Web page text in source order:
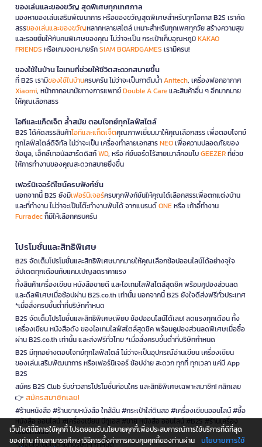
ของเล่นและของขวัญ สุดพิเศษทุกเทศกาล
มองหาของเล่นเสริมพัฒนาการ หรือของขวัญสุดพิเศษสำหรับทุกโอกาส B2S เราคัด
สรรของเล่นและของขวัญหลากหลายสไตล์ เหมาะสำหรับทุกเพศทุกวัย สร้างความสุข
และรอยยิ้มให้กับคนพิเศษของคุณ ไม่ว่าจะเป็น กระเป๋าเก็บอุณหภูมิKAKAO
FRIENDS หรือเกมจดหมายรักSIAM BOARDGAMES เรามีครบ!
ของใช้ในบ้าน ไอเทมที่ช่วยให้ชีวิตสะดวกสบายขึ้น
ที่ B2S เรามีของใช้ในบ้านครบครัน ไม่ว่าจะเป็นกาต้มน้ำAnitech, เครื่องฟอกอากาศ
Xiaomi, หน้ากากอนามัยทางการแพทย์Double A Careและสินค้าอื่น ๆ อีกมากมาย
ให้คุณเลือกสรร
ไอทีและแก็ดเจ็ต ล้ำสมัย ตอบโจทย์ทุกไลฟ์สไตล์
B2S ได้คัดสรรสินค้าไอทีและแก็ดเจ็ตคุณภาพเยี่ยมมาให้คุณเลือกสรร เพื่อตอบโจทย์
ทุกไลฟ์สไตล์ดิจิทัล ไม่ว่าจะเป็น เครื่องทำลายเอกสารNEOเพื่อความปลอดภัยของ
ข้อมูล, เอ็กซ์เทอนัลฮาร์ดดิสก์WD, หรือ คีย์บอร์ดไร้สายเมาส์คอมโบGEEZERที่ช่วย
ให้การทำงานของคุณสะดวกสบายยิ่งขึ้น
เฟอร์นิเจอร์ดีไซน์ครบฟังก์ชั่น
นอกจากนี้ B2S ยังมีเฟอร์นิเจอร์ครบทุกฟังก์ชันให้คุณได้เลือกสรรเพื่อตกแต่งบ้าน
และที่ทำงาน ไม่ว่าจะเป็นโต๊ะทำงานพับได้ จากแบรนด์ONEหรือ เก้าอี้ทำงาน
Furradecก็มีให้เลือกครบครัน
โปรโมชั่นและสิทธิพิเศษ
B2S จัดเต็มโปรโมชั่นและสิทธิพิเศษมากมายให้คุณเลือกช้อปออนไลน์ได้อย่างจุใจ
อัปเดตทุกเดือนกับแคมเปญลดราคาแรง
ทั้งสินค้าเครื่องเขียน หนังสือขายดี และไอเทมไลฟ์สไตล์สุดชิค พร้อมคูปองส่วนลด
และดีลพิเศษเมื่อช้อปผ่าน B2S.co.th เท่านั้น นอกจากนี้ B2S ยังใจดีส่งฟรีทั่วประเทศ
*เมื่อสั่งครบขั้นต่ำที่บริษัทกำหนด
B2S จัดเต็มโปรโมชั่นและสิทธิพิเศษเพียบ ช้อปออนไลน์ได้เลย! ลดแรงทุกเดือน ทั้ง
เครื่องเขียน หนังสือดัง ของไอเทมไลฟ์สไตล์สุดชิค พร้อมคูปองส่วนลดพิเศษเมื่อซื้อ
ผ่าน B2S.co.th เท่านั้น และส่งฟรีทั่วไทย *เมื่อสั่งครบขั้นต่ำที่บริษัทกำหนด
B2S มีทุกอย่างตอบโจทย์ทุกไลฟ์สไตล์ ไม่ว่าจะเป็นอุปกรณ์อ่านเขียน เครื่องเขียน
ของเล่นเสริมพัฒนาการ หรือเฟอร์นิเจอร์ ช้อปง่าย สะดวก ทุกที่ ทุกเวลา แค่มี App
B2S
สมัคร B2S Club รับข่าวสารโปรโมชั่นก่อนใคร และสิทธิพิเศษเฉพาะสมาชิก! คลิกเลย
👉 สมัครสมาชิกเลย!
#ร้านหนังสือ #ร้านขายหนังสือ ใกล้ฉัน #กระเป๋าใส่ดินสอ #เครื่องเขียนออนไลน์ #ซื้อ
หนังสือ ออนไลน์ #เครื่องเขียน บีทูเอส #ขาย หนังสือ ออนไลน์ #B2S #ร้านเครื่อง
เขียนใกล้ฉัน
*เงื่อนไขเป็นไปตามที่บริษัทฯ กำหนด
เว็บไซต์นี้มีการใช้คุกกี้ โปรดยอมรับนโยบายคุกกี้เพื่อประสบการณ์การใช้บริการที่ดีที่สุด
ของท่าน ท่านสามารถศึกษาวิธีการตั้งค่าการควบคุมคุกกี้ของท่านผ่าน
นโยบายการใช้